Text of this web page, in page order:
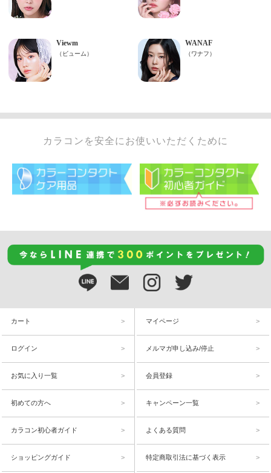
カラコンを安全にお使いいただくために
カート マイページ
ログイン メルマガ申し込み/停止
お気に入り一覧 会員登録
初めての方へ キャンペーン一覧
カラコン初心者ガイド よくある質問
ショッピングガイド 特定商取引法に基づく表示